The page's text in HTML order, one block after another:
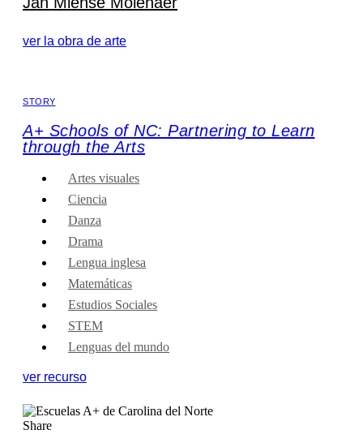
ver la obra de arte
STORY
A+ Schools of NC: Partnering to Learn
through the Arts
Artes visuales
Ciencia
Danza
Drama
Lengua inglesa
Matemáticas
Estudios Sociales
STEM
Lenguas del mundo
ver recurso
Share